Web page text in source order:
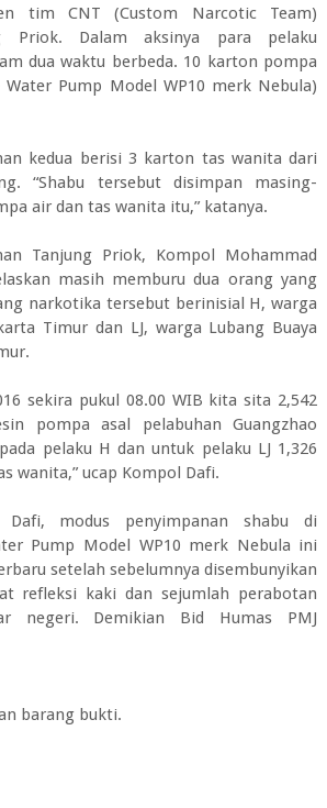
tim CNT (Custom Narcotic Team)
Priok. Dalam aksinya para pelaku
dua waktu berbeda. 10 karton pompa
Water Pump Model WP10 merk Nebula)
kedua berisi 3 karton tas wanita dari
“Shabu tersebut disimpan masing-
air dan tas wanita itu,” katanya.
Tanjung Priok, Kompol Mohammad
masih memburu dua orang yang
narkotika tersebut berinisial H, warga
Timur dan LJ, warga Lubang Buaya
sekira pukul 08.00 WIB kita sita 2,542
pompa asal pelabuhan Guangzhao
pelaku H dan untuk pelaku LJ 1,326
wanita,” ucap Kompol Dafi.
Dafi, modus penyimpanan shabu di
Pump Model WP10 merk Nebula ini
setelah sebelumnya disembunyikan
refleksi kaki dan sejumlah perabotan
negeri. Demikian Bid Humas PMJ
barang bukti.